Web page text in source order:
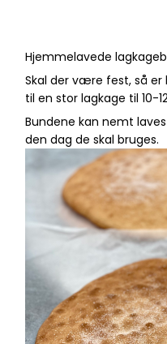
Hjemmelavede
Skal der være fest, så
til en stor lagkage til 10-
Bundene kan nemt
den dag de skal bruges.